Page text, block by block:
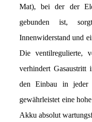
Mat), bei der der
gebunden ist,
Innenwiderstand und
Die ventilregulierte,
verhindert Gasaustritt
den Einbau in jeder
gewährleistet eine
Akku absolut